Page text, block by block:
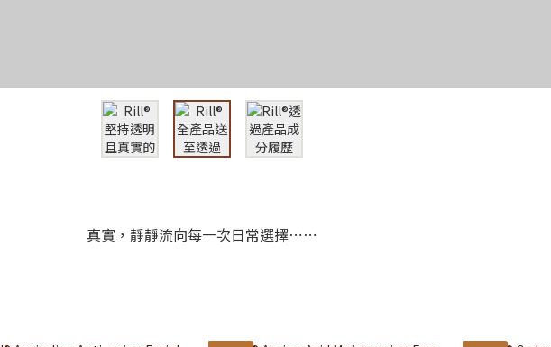
真實，靜靜流向每一次日常選擇⋯⋯